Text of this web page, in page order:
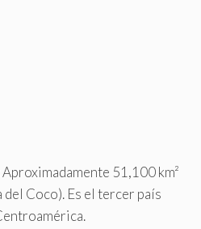
Aproximadamente 51,100 km²
Coco). Es el tercer país